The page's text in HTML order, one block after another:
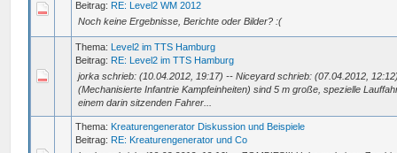
Beitrag: RE: Level2 WM 2012
Noch keine Ergebnisse, Berichte oder Bilder? :(
Thema: Level2 im TTS Hamburg
Beitrag: RE: Level2 im TTS Hamburg
jorka schrieb: (10.04.2012, 19:17) -- Niceyard schrieb: (07.04.2012,
(Mechanisierte Infantrie Kampfeinheiten) sind 5 m große, spezielle
einem darin sitzenden Fahrer...
Thema: Kreaturengenerator Diskussion und Beispiele
Beitrag: RE: Kreaturengenerator und Co